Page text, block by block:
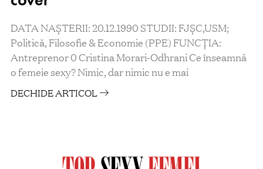
DATA NAȘTERII: 20.12.1990 STUDII: FJȘC,USM;
Politică, Filosofie & Economie (PPE) FUNCȚIA:
Antreprenor 0 Cristina Morari-Odhrani Ce înseamnă
o femeie sexy? Nimic, dar nimic nu e mai
DECHIDE ARTICOL